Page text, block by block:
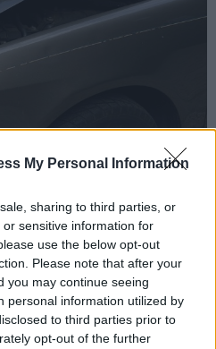
My Personal Information
sharing to third parties, or
sensitive information for
use the below opt-out
Please note that after your
you may continue seeing
personal information utilized by
to third parties prior to
opt-out of the further
emelkedés 2016-hoz
online alkuszcég az MTI-vel a